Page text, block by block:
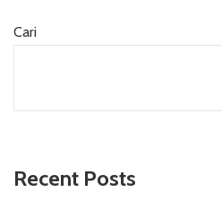
Cari
Recent Posts